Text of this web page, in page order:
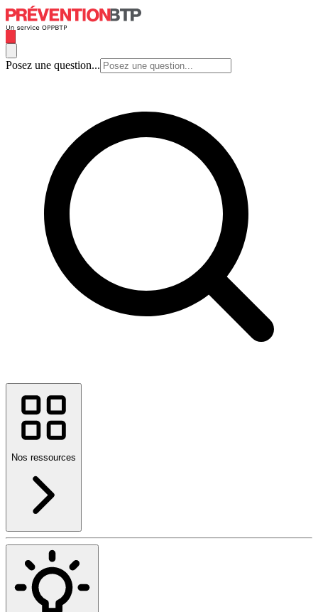
Posez une question...
Nos ressources